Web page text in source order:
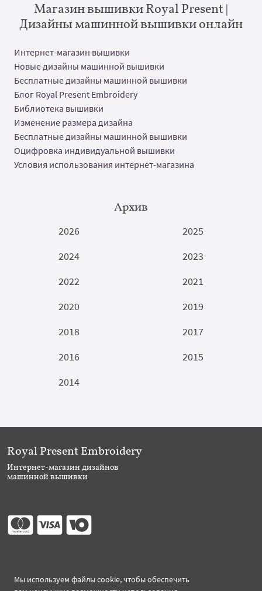
Магазин вышивки Royal Present |
Дизайны машинной вышивки онлайн
Интернет-магазин вышивки
Новые дизайны машинной вышивки
Бесплатные дизайны машинной вышивки
Блог Royal Present Embroidery
Библиотека вышивки
Изменение размера дизайна
Бесплатные дизайны машинной вышивки
Оцифровка индивидуальной вышивки
Условия использования интернет-магазина
Архив
2026
2025
2024
2023
2022
2021
2020
2019
2018
2017
2016
2015
2014
Мы используем файлы cookie, чтобы обеспечить
Royal Present Embroidery
Интернет-магазин дизайнов
машинной вышивки